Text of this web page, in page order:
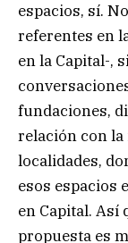
espacios, sí.
referentes en
en la Capital-,
fundaciones,
relación con
localidades,
esos espacios
en Capital. Así
propuesta es